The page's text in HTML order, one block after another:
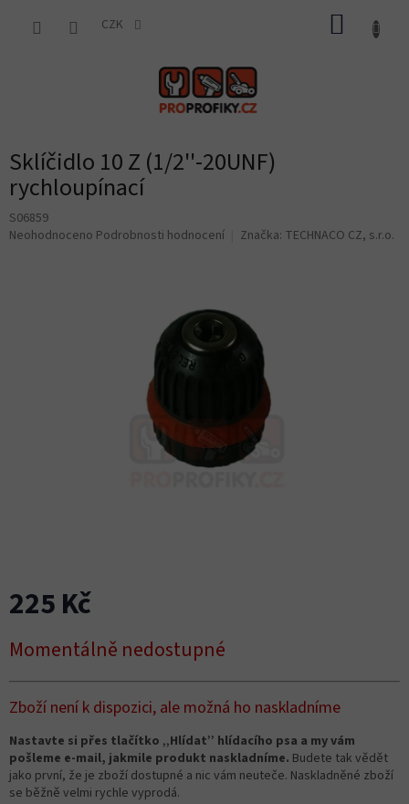
CZK
Sklíčidlo 10 Z (1/2''-20UNF)
rychloupínací
S06859
Průměrné
Neohodnoceno Podrobnosti hodnocení Značka: TECHNACO CZ, s.r.o.
225 Kč
cena:
Momentálně nedostupné
Zboží není k dispozici, ale možná ho naskladníme
Nastavte si přes tlačítko ‚‚Hlídat’’ hlídacího psa a my vám
pošleme e-mail, jakmile produkt naskladníme. Budete tak vědět
jako první, že je zboží dostupné a nic vám neuteče. Naskladněné zboží
se běžně velmi rychle vyprodá.